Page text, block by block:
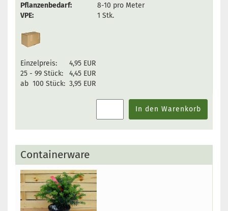
Pflanzenbedarf:
8-10 pro Meter
VPE:
1 Stk.
Einzelpreis:
4,95 EUR
25 - 99 Stück:
4,45 EUR
ab 100 Stück: 3,95 EUR
In den Warenkorb
Containerware